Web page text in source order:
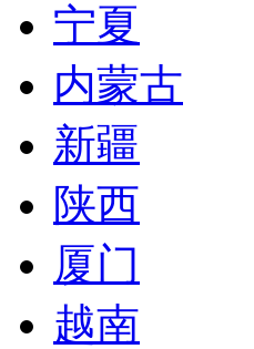
宁夏
内蒙古
新疆
陕西
厦门
越南